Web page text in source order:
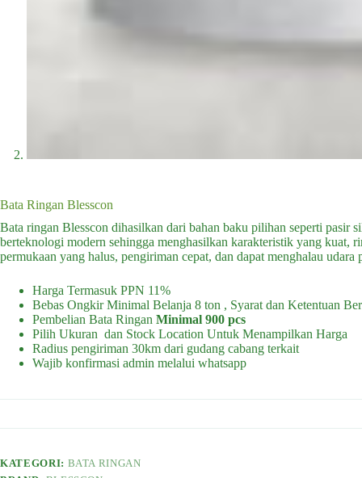
Bata Ringan Blesscon
Bata ringan Blesscon dihasilkan dari bahan baku pilihan seperti pasir
berteknologi modern sehingga menghasilkan karakteristik yang kuat,
permukaan yang halus, pengiriman cepat, dan dapat menghalau udara
Harga Termasuk PPN 11%
Bebas Ongkir Minimal Belanja 8 ton , Syarat dan Ketentuan
Pembelian Bata Ringan Minimal 900 pcs
Pilih Ukuran dan Stock Location Untuk Menampilkan Harga
Radius pengiriman 30km dari gudang cabang terkait
Wajib konfirmasi admin melalui whatsapp
KATEGORI: BATA RINGAN